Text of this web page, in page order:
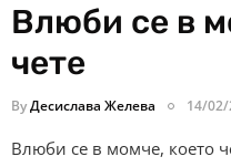
Влюби се в
чете
ByДесислава Желева 14/02/
Влюби се в момче, което